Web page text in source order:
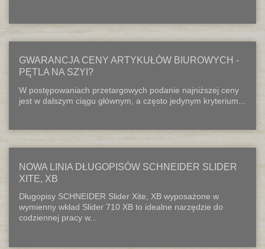
GWARANCJA CENY ARTYKUŁÓW BIUROWYCH -
PĘTLA NA SZYI?
W postępowaniach przetargowych podanie najniższej ceny
jest w dalszym ciągu głównym, a często jedynym kryterium...
NOWA LINIA DŁUGOPISÓW SCHNEIDER SLIDER
XITE, XB
Długopisy SCHNEIDER Slider Xite, XB wyposażone w
wymienny wkład Slider 710 XB to idealne narzędzie do
codziennej pracy w...